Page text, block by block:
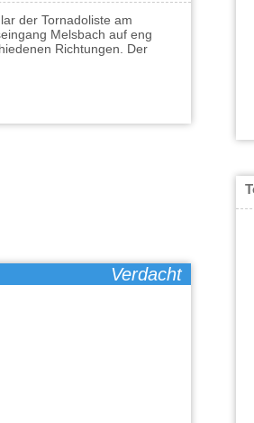
der Tornadoliste am
Melsbach auf eng
Richtungen. Der
Verdacht